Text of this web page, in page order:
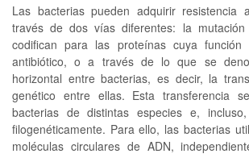
Las bacterias pueden adquirir resistencia
través de dos vías diferentes: la
codifican para las proteínas cuya
antibiótico, o a través de lo que se
horizontal entre bacterias, es decir, la
genético entre ellas. Esta transferencia
bacterias de distintas especies e,
filogenéticamente. Para ello, las bacterias
moléculas circulares de ADN,